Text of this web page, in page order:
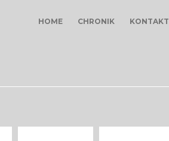
HOME CHRONIK KONTAKT